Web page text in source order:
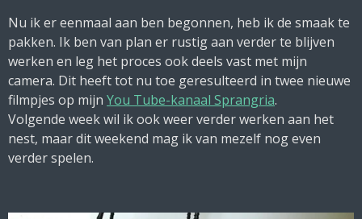
Nu ik er eenmaal aan ben begonnen, heb ik de smaak te
pakken. Ik ben van plan er rustig aan verder te blijven
werken en leg het proces ook deels vast met mijn
camera. Dit heeft tot nu toe geresulteerd in twee nieuwe
filmpjes op mijn You Tube-kanaal Sprangria.
Volgende week wil ik ook weer verder werken aan het
nest, maar dit weekend mag ik van mezelf nog even
verder spelen.